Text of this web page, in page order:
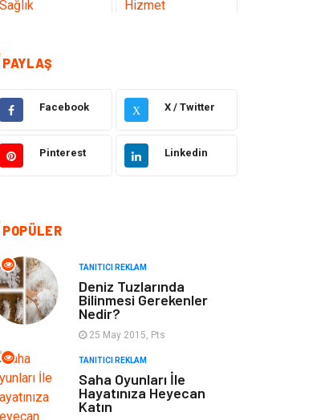
Sağlık Hizmet
Taşımacılık
Yapı İnşaat Hukuk
Bilgisayar ve
Giyim Emlak
Makine Güzellik & Bakım
Organizasyon
Otomotiv
PAYLAŞ
Facebook X X / Twitter
Pinterest Linkedin
POPÜLER
TANITICI REKLAM
Deniz Tuzlarında
Bilinmesi Gerekenler
Nedir?
25 May 2015, Pts
TANITICI REKLAM
Saha Oyunları İle
Hayatınıza Heyecan
Katın